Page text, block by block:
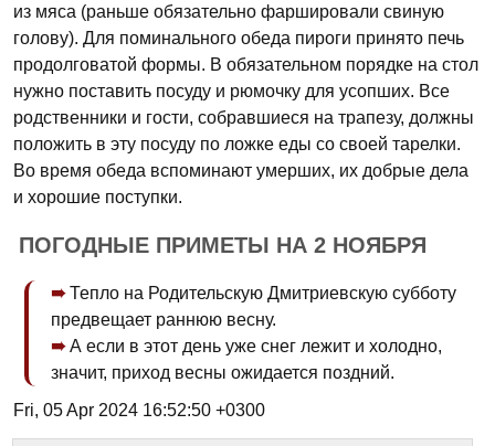
из мяса (раньше обязательно фаршировали свиную
голову). Для поминального обеда пироги принято печь
продолговатой формы. В обязательном порядке на стол
нужно поставить посуду и рюмочку для усопших. Все
родственники и гости, собравшиеся на трапезу, должны
положить в эту посуду по ложке еды со своей тарелки.
Во время обеда вспоминают умерших, их добрые дела
и хорошие поступки.
ПОГОДНЫЕ ПРИМЕТЫ НА 2 НОЯБРЯ
Тепло на Родительскую Дмитриевскую субботу
предвещает раннюю весну.
А если в этот день уже снег лежит и холодно,
значит, приход весны ожидается поздний.
Fri, 05 Apr 2024 16:52:50 +0300